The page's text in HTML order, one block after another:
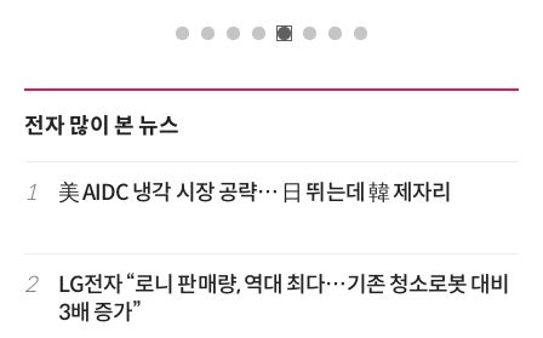
전자 많이 본 뉴스
1 美 AIDC 냉각 시장 공략… 日 뛰는데 韓 제자리
2
LG전자 “로니 판매량, 역대 최다…기존 청소로봇 대비
3배 증가”